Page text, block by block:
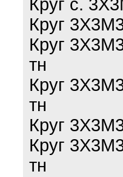
Круг с.
Круг
Круг
тн
Круг
тн
Круг
Круг
тн